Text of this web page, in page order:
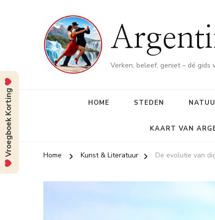
Verken, beleef, geniet – dé
HOME STEDEN
KAART VAN
Home Kunst & Literatuur De evolutie van
Vroegboek Korting